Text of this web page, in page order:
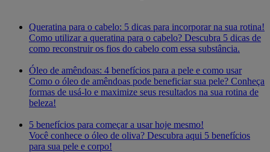
Queratina para o cabelo: 5 dicas para incorporar na sua rotina!
Como utilizar a queratina para o cabelo? Descubra 5 dicas de
como reconstruir os fios do cabelo com essa substância.
Óleo de amêndoas: 4 benefícios para a pele e como usar
Como o óleo de amêndoas pode beneficiar sua pele? Conheça
formas de usá-lo e maximize seus resultados na sua rotina de
beleza!
5 benefícios para começar a usar hoje mesmo!
Você conhece o óleo de oliva? Descubra aqui 5 benefícios
para sua pele e corpo!